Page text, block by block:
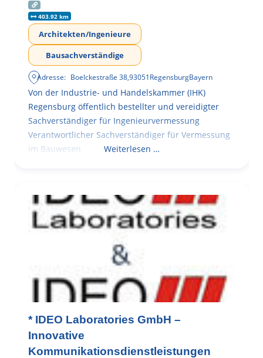
403.92 km
Architekten/Ingenieure
Bausachverständige
Adresse: Boelckestraße 38,93051RegensburgBayern
Von der Industrie- und Handelskammer (IHK)
Regensburg öffentlich bestellter und vereidigter
Sachverständiger für Ingenieurvermessung
Verantwortlicher Sachverständiger für Vermessung
im Bauwesen
Weiterlesen …
* IDEO Laboratories GmbH –
Innovative
Kommunikationsdienstleistungen